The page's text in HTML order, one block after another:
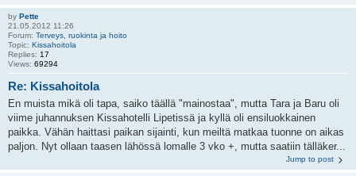
by Pette
21.05.2012 11:26
Forum: Terveys, ruokinta ja hoito
Topic: Kissahoitola
Replies: 17
Views: 69294
Re: Kissahoitola
En muista mikä oli tapa, saiko täällä "mainostaa", mutta Tara ja Baru oli
viime juhannuksen Kissahotelli Lipetissä ja kyllä oli ensiluokkainen
paikka. Vähän haittasi paikan sijainti, kun meiltä matkaa tuonne on aikas
paljon. Nyt ollaan taasen lähössä lomalle 3 vko +, mutta saatiin tälläker...
Jump to post